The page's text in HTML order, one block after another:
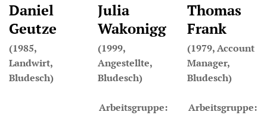
Daniel
Geutze
(1985,
Landwirt,
Bludesch)
Julia
Wakonigg
(1999,
Angestellte,
Bludesch)
Arbeitsgruppe:
Thomas
Frank
(1979, Account
Manager,
Bludesch)
Arbeitsgruppe: